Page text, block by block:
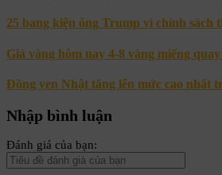
25 bang kiện ông Trump vì chính sách
Giá vàng hôm nay 4-8 vàng miếng
Đồng yen Nhật tăng lên mức cao nhất
Nhập bình luận
Đánh giá của bạn: